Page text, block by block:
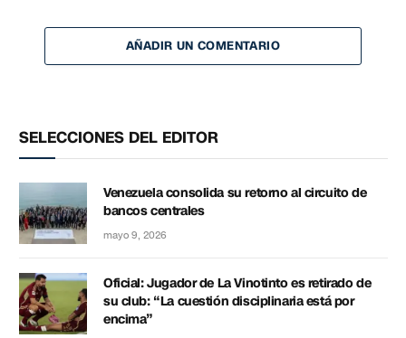
AÑADIR UN COMENTARIO
SELECCIONES DEL EDITOR
Venezuela consolida su retorno al circuito de
bancos centrales
mayo 9, 2026
Oficial: Jugador de La Vinotinto es retirado de
su club: “La cuestión disciplinaria está por
encima”